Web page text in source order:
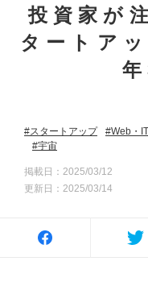
投資家が
タートア
スタートアップ Web・IT
宇宙
掲載日：2025/03/12
更新日：2025/03/14